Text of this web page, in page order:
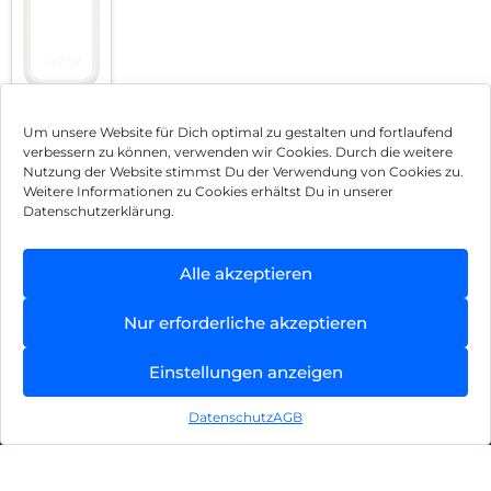
Um unsere Website für Dich optimal zu gestalten und fortlaufend
verbessern zu können, verwenden wir Cookies. Durch die weitere
Nutzung der Website stimmst Du der Verwendung von Cookies zu.
Weitere Informationen zu Cookies erhältst Du in unserer
Datenschutzerklärung.
Alle akzeptieren
Nur erforderliche akzeptieren
Einstellungen anzeigen
DatenschutzAGB
Smart
Energy
250
Weiß
92,90€
inkl. MwSt.
Mehr
AGB
Datenschutz